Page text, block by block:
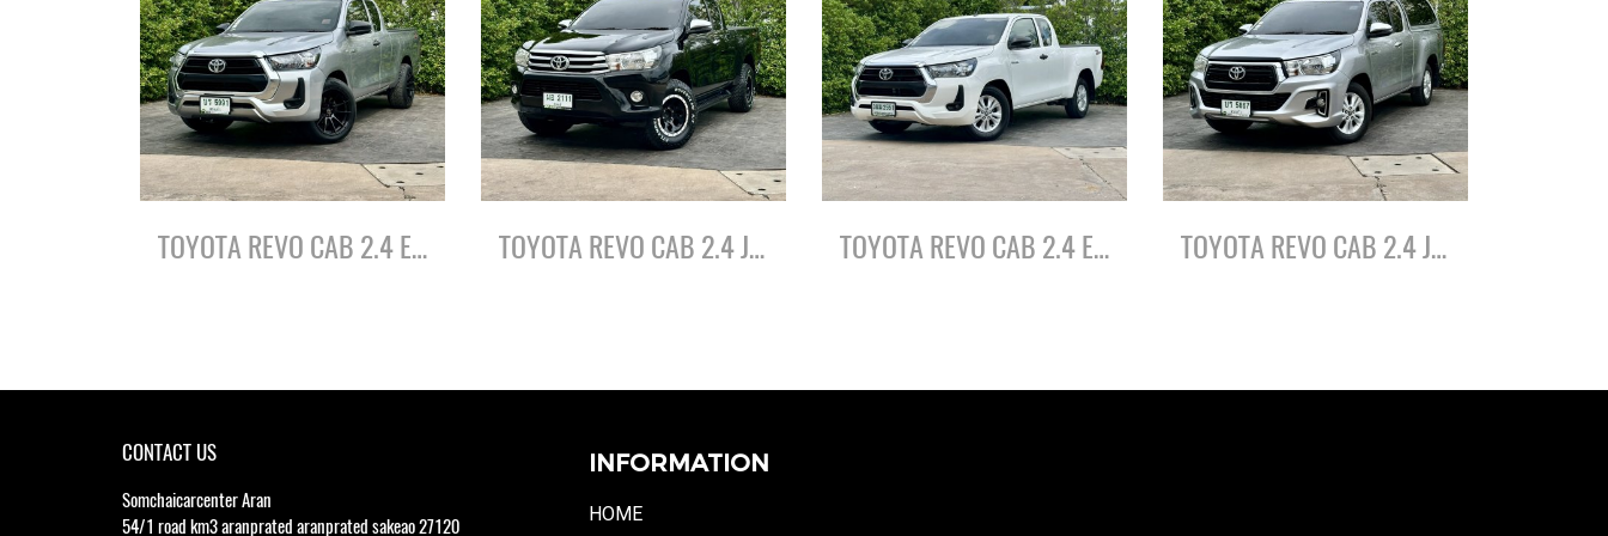
TOYOTA REVO CAB 2.4 ENTRY Z-EDITION ปี64 TOYOTA REVO CAB 2.4 J PLUS PRERUNNER ปี61 TOYOTA REVO CAB 2.4 ENTRY Z-EDITION ปี65 TOYOTA REVO CAB 2.4 J PLUS Z-EDITION ปี63
CONTACT US
Somchaicarcenter Aran
54/1 road km3 aranprated aranprated sakeao 27120
INFORMATION
HOME